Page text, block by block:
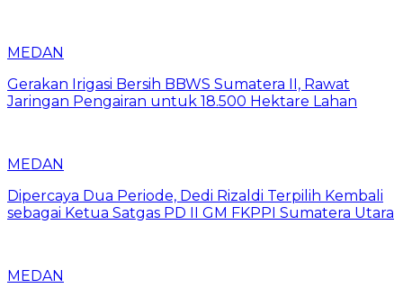
MEDAN
Gerakan Irigasi Bersih BBWS Sumatera II, Rawat
Jaringan Pengairan untuk 18.500 Hektare Lahan
MEDAN
Dipercaya Dua Periode, Dedi Rizaldi Terpilih Kembali
sebagai Ketua Satgas PD II GM FKPPI Sumatera Utara
MEDAN